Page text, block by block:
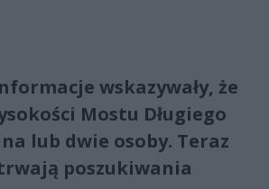
wskazywały, że
Mostu Długiego
lub dwie osoby. Teraz
poszukiwania